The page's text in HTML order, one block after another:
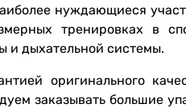
нуждающиеся
тренировках в
и дыхательной системы.
оригинального
заказывать большие